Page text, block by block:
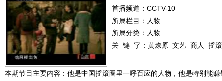
首播频道： CCTV-10
所属栏目： 人物
所属分类：人物
关 键 字： 黄燎原 文艺 商人 摇滚
本期节目主要内容：他是中国摇滚圈里一呼百应的人物，他是特别能